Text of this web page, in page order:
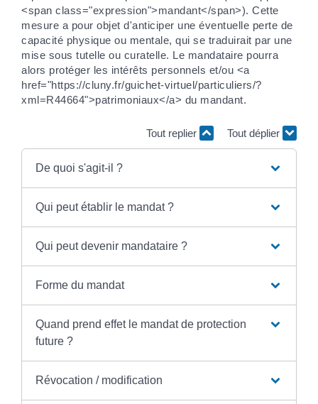
<span class="expression">mandant</span>). Cette
mesure a pour objet d'anticiper une éventuelle perte de
capacité physique ou mentale, qui se traduirait par une
mise sous tutelle ou curatelle. Le mandataire pourra
alors protéger les intérêts personnels et/ou <a
href="https://cluny.fr/guichet-virtuel/particuliers/?
xml=R44664">patrimoniaux</a> du mandant.
Tout replier Tout déplier
De quoi s'agit-il ?
Qui peut établir le mandat ?
Qui peut devenir mandataire ?
Forme du mandat
Quand prend effet le mandat de protection
future ?
Révocation / modification